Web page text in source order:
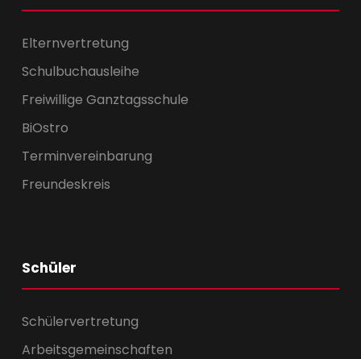
Elternvertretung
Schulbuchausleihe
Freiwillige Ganztagsschule
BiOstro
Terminvereinbarung
Freundeskreis
Schüler
Schülervertretung
Arbeitsgemeinschaften